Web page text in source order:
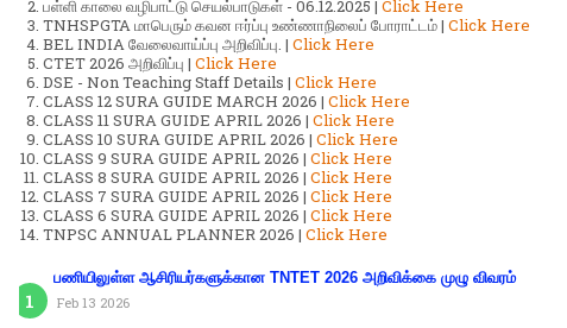
பள்ளி காலை வழிபாட்டு செயல்பாடுகள் - 06.12.2025 | Click Here
TNHSPGTA மாபெரும் கவன ஈர்ப்பு உண்ணாநிலைப் போராட்டம் | Click Here
BEL INDIA வேலைவாய்ப்பு அறிவிப்பு. | Click Here
CTET 2026 அறிவிப்பு | Click Here
DSE - Non Teaching Staff Details | Click Here
CLASS 12 SURA GUIDE MARCH 2026 | Click Here
CLASS 11 SURA GUIDE APRIL 2026 | Click Here
CLASS 10 SURA GUIDE APRIL 2026 | Click Here
CLASS 9 SURA GUIDE APRIL 2026 | Click Here
CLASS 8 SURA GUIDE APRIL 2026 | Click Here
CLASS 7 SURA GUIDE APRIL 2026 | Click Here
CLASS 6 SURA GUIDE APRIL 2026 | Click Here
TNPSC ANNUAL PLANNER 2026 | Click Here
பணியிலுள்ள ஆசிரியர்களுக்கான TNTET 2026 அறிவிக்கை முழு விவரம்
Feb 13 2026